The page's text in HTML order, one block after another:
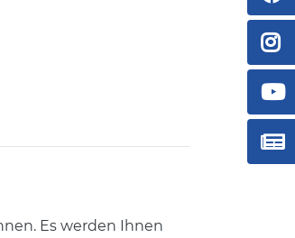
Es werden Ihnen